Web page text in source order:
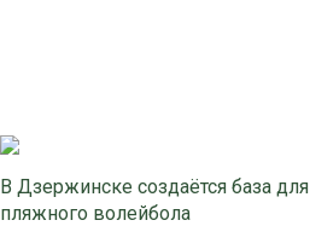
В Дзержинске создаётся база для
пляжного волейбола